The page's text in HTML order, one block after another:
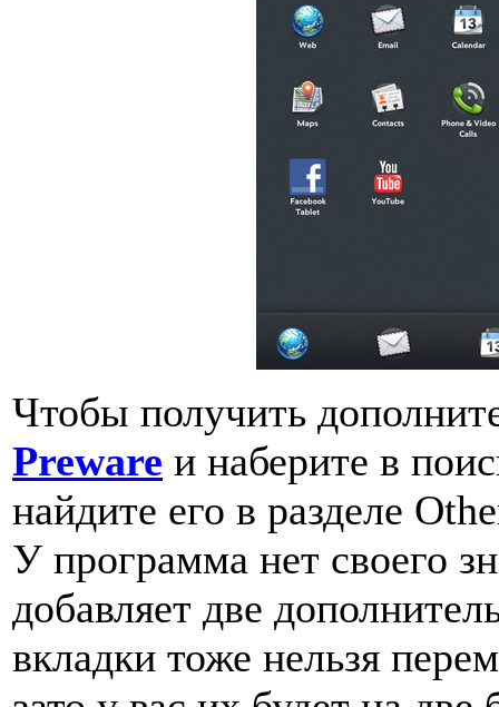
Чтобы получить
Preware и наберите в
найдите его в разделе
У программа нет своего
добавляет две
вкладки тоже нельзя